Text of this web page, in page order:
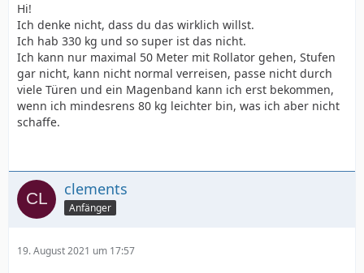
Hi!
Ich denke nicht, dass du das wirklich willst.
Ich hab 330 kg und so super ist das nicht.
Ich kann nur maximal 50 Meter mit Rollator gehen, Stufen
gar nicht, kann nicht normal verreisen, passe nicht durch
viele Türen und ein Magenband kann ich erst bekommen,
wenn ich mindesrens 80 kg leichter bin, was ich aber nicht
schaffe.
clements
Anfänger
19. August 2021 um 17:57